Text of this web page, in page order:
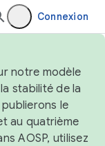
Connexion
notre modèle
stabilité de la
le
au quatrième
AOSP, utilisez